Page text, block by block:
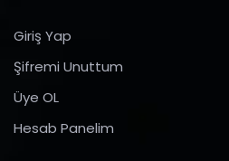
Giriş Yap
Şifremi Unuttum
Üye OL
Hesab Panelim